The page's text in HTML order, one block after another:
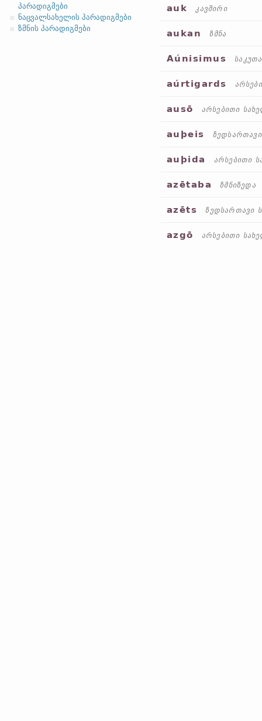
პარადიგმები
ნაცვალსახელის პარადიგმები
ზმნის პარადიგმები
auk კავშირი
aukan ზმნა
Aúnisimus
aúrtigards
ausō არსებითი
auþeis
auþida არსებითი
azētaba ზმნიზედა
azēts ზედსართავი
azgō არსებითი